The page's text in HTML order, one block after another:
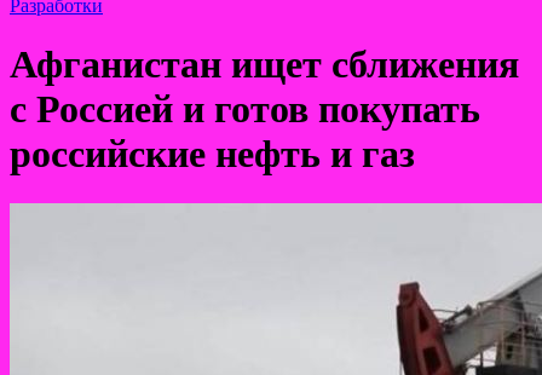
Разработки
Афганистан ищет сближения
с Россией и готов покупать
российские нефть и газ